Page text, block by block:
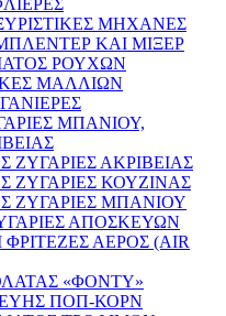
ΜΗΧΑΝΕΣ
ΚΑΙ ΜΙΞΕΡ
ΡΟΥΧΩΝ
ΜΑΛΛΙΩΝ
ΜΠΑΝΙΟΥ,
ΖΥΓΑΡΙΕΣ ΑΚΡΙΒΕΙΑΣ
ΖΥΓΑΡΙΕΣ ΚΟΥΖΙΝΑΣ
ΖΥΓΑΡΙΕΣ ΜΠΑΝΙΟΥ
ΑΠΟΣΚΕΥΩΝ
ΑΕΡΟΣ (AIR
«ΦΟΝΤΥ»
ΠΟΠ-ΚΟΡΝ